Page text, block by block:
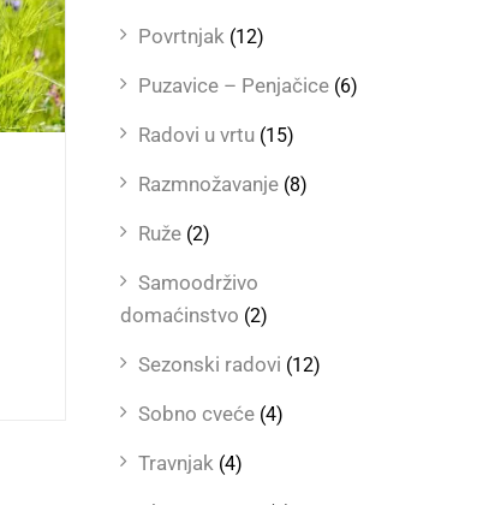
Povrtnjak (12)
Puzavice – Penjačice (6)
Radovi u vrtu (15)
Razmnožavanje (8)
Ruže (2)
Samoodrživo
domaćinstvo (2)
Sezonski radovi (12)
Sobno cveće (4)
Travnjak (4)